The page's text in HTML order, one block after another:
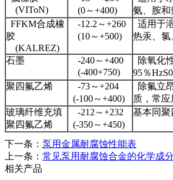
(VIToN)
(0～+400)
氨、胺和
FFKM合成橡
胶
(KALREZ)
-12.2～+260
(10～+500)
适用于
热汞、氯
石墨
-240～+400
(-400+750)
除氧化
95％
聚四氟乙烯
-73～+204
(-100～+400)
除氟立
质，常
玻璃纤维充填
聚四氟乙烯
-212～+232
(-350～+450)
基本同聚
下一条： 泵用金属耐腐蚀性能表
上一条： 常见泵用耐腐蚀合金的化学成分
相关产品